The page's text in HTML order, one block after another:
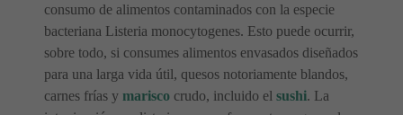
consumo de alimentos contaminados con la especie
bacteriana Listeria monocytogenes. Esto puede ocurrir,
sobre todo, si consumes alimentos envasados diseñados
para una larga vida útil, quesos notoriamente blandos,
carnes frías y marisco crudo, incluido el sushi. La